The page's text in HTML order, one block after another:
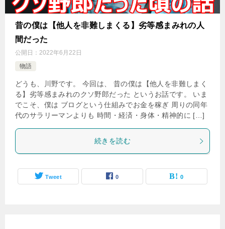
昔の僕は【他人を非難しまくる】劣等感まみれの人
間だった
公開日： 2022年6月22日
物語
どうも、川野です。 今回は、 昔の僕は【他人を非難しまく
る】劣等感まみれのクソ野郎だった というお話です。 いま
でこそ、僕は ブログという仕組みでお金を稼ぎ 周りの同年
代のサラリーマンよりも 時間・経済・身体・精神的に […]
続きを読む
Tweet 0 0